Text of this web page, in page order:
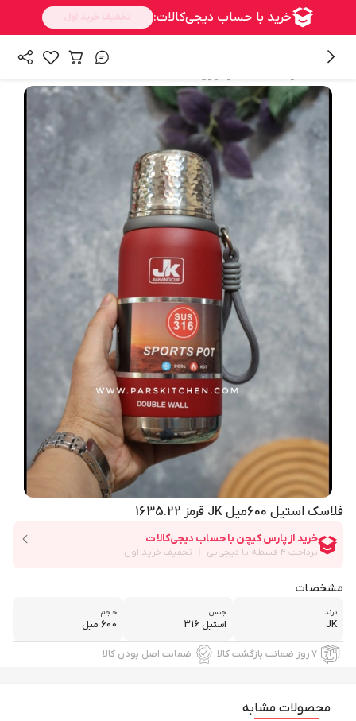
فلاسک استیل 600میل JK قرمز 1635.22
مشخصات
برند
JK
جنس
استیل 316
حجم
600 میل
۷ روز ضمانت بازگشت کالا ضمانت اصل بودن کالا
محصولات مشابه